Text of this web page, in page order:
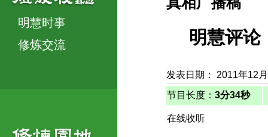
明慧时事
修炼交流
明慧评论
发表日期： 2011年12
节目长度： 3分34秒
在线收听